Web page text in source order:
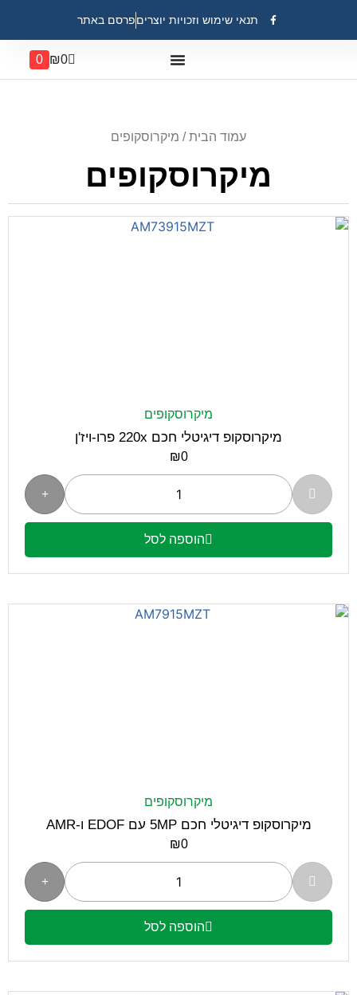
תנאי שימוש וזכויות יוצריםפרסם באתר
₪0
0
עמוד הבית/ מיקרוסקופים
מיקרוסקופים
מיקרוסקופים
מיקרוסקופ דיגיטלי חכם 220x פרו-ויז'ן
₪0
הוספה לסל
מיקרוסקופים
מיקרוסקופ דיגיטלי חכם 5MP עם EDOF ו-AMR
₪0
הוספה לסל